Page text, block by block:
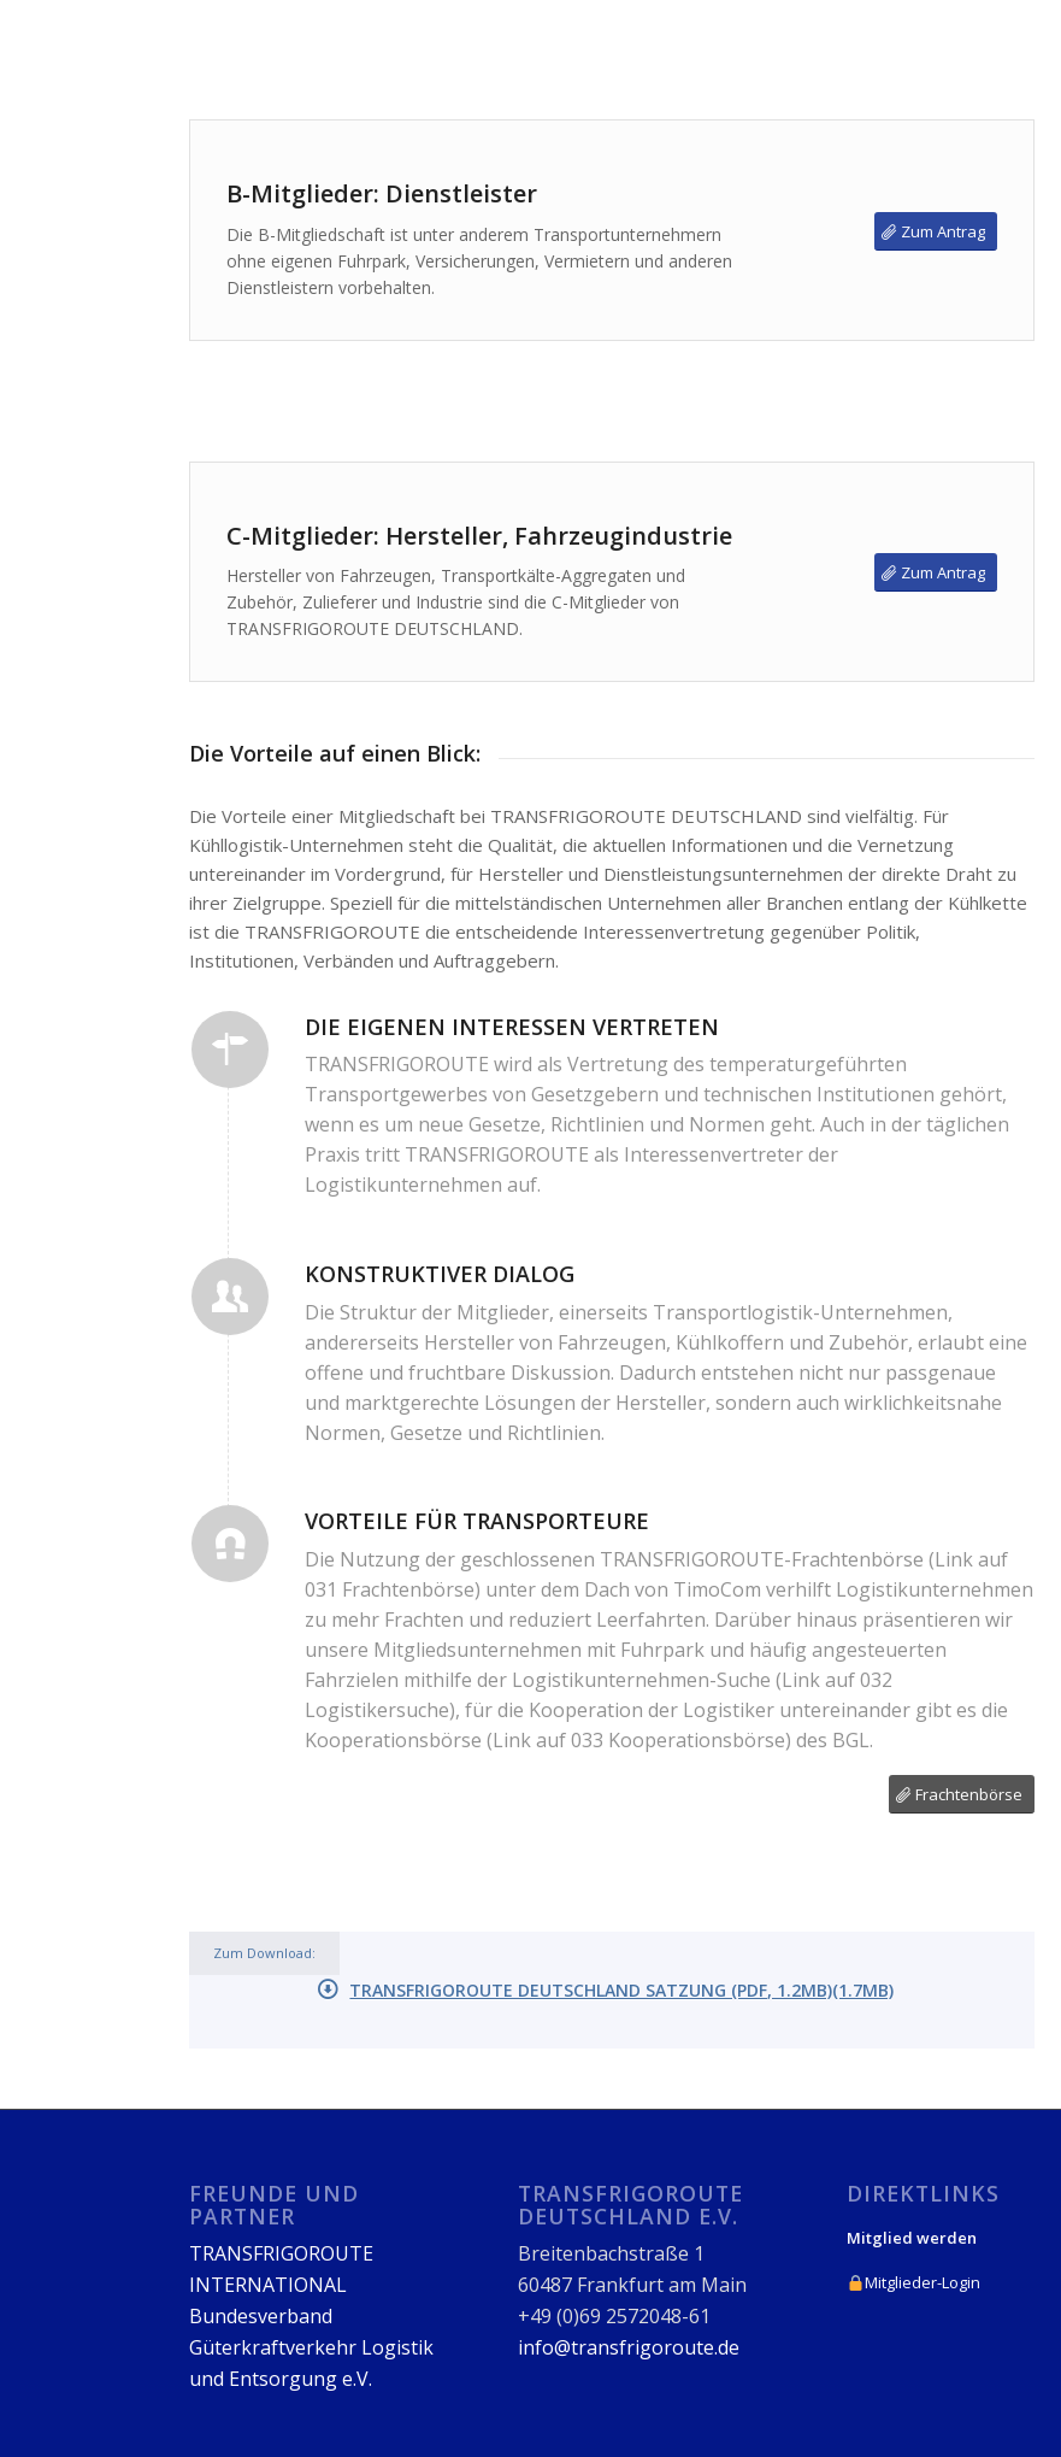
B-Mitglieder: Dienstleister
Die B-Mitgliedschaft ist unter anderem Transportunternehmern
ohne eigenen Fuhrpark, Versicherungen, Vermietern und anderen
Dienstleistern vorbehalten.
Zum Antrag
C-Mitglieder: Hersteller, Fahrzeugindustrie
Hersteller von Fahrzeugen, Transportkälte-Aggregaten und
Zubehör, Zulieferer und Industrie sind die C-Mitglieder von
TRANSFRIGOROUTE DEUTSCHLAND.
Zum Antrag
Die Vorteile auf einen Blick:
Die Vorteile einer Mitgliedschaft bei TRANSFRIGOROUTE DEUTSCHLAND sind vielfältig. Für
Kühllogistik-Unternehmen steht die Qualität, die aktuellen Informationen und die Vernetzung
untereinander im Vordergrund, für Hersteller und Dienstleistungsunternehmen der direkte Draht zu
ihrer Zielgruppe. Speziell für die mittelständischen Unternehmen aller Branchen entlang der Kühlkette
ist die TRANSFRIGOROUTE die entscheidende Interessenvertretung gegenüber Politik,
Institutionen, Verbänden und Auftraggebern.
DIE EIGENEN INTERESSEN VERTRETEN
TRANSFRIGOROUTE wird als Vertretung des temperaturgeführten
Transportgewerbes von Gesetzgebern und technischen Institutionen gehört,
wenn es um neue Gesetze, Richtlinien und Normen geht. Auch in der täglichen
Praxis tritt TRANSFRIGOROUTE als Interessenvertreter der
Logistikunternehmen auf.
KONSTRUKTIVER DIALOG
Die Struktur der Mitglieder, einerseits Transportlogistik-Unternehmen,
andererseits Hersteller von Fahrzeugen, Kühlkoffern und Zubehör, erlaubt eine
offene und fruchtbare Diskussion. Dadurch entstehen nicht nur passgenaue
und marktgerechte Lösungen der Hersteller, sondern auch wirklichkeitsnahe
Normen, Gesetze und Richtlinien.
VORTEILE FÜR TRANSPORTEURE
Die Nutzung der geschlossenen TRANSFRIGOROUTE-Frachtenbörse (Link auf
031 Frachtenbörse) unter dem Dach von TimoCom verhilft Logistikunternehmen
zu mehr Frachten und reduziert Leerfahrten. Darüber hinaus präsentieren wir
unsere Mitgliedsunternehmen mit Fuhrpark und häufig angesteuerten
Fahrzielen mithilfe der Logistikunternehmen-Suche (Link auf 032
Logistikersuche), für die Kooperation der Logistiker untereinander gibt es die
Kooperationsbörse (Link auf 033 Kooperationsbörse) des BGL.
Frachtenbörse
Zum Download:
TRANSFRIGOROUTE DEUTSCHLAND SATZUNG (PDF, 1.2MB)(1.7MB)
FREUNDE UND
PARTNER
TRANSFRIGOROUTE
INTERNATIONAL
Bundesverband
Güterkraftverkehr Logistik
und Entsorgung e.V.
TRANSFRIGOROUTE
DEUTSCHLAND E.V.
Breitenbachstraße 1
60487 Frankfurt am Main
+49 (0)69 2572048-61
info@transfrigoroute.de
DIREKTLINKS
Mitglied werden
Mitglieder-Login